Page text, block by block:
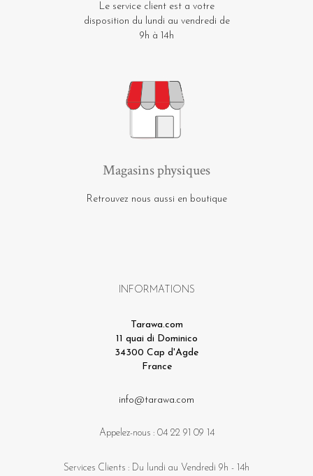
Le service client est a votre
disposition du lundi au vendredi de
9h à 14h
Magasins physiques
Retrouvez nous aussi en boutique
INFORMATIONS
Tarawa.com
11 quai di Dominico
34300 Cap d'Agde
France
info@tarawa.com
Appelez-nous : 04 22 91 09 14
Services Clients : Du lundi au Vendredi 9h - 14h